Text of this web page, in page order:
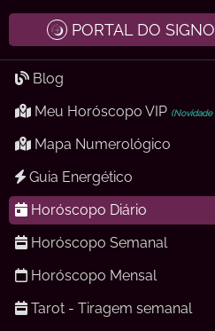
PORTAL DO SIGNO
Blog
Meu Horóscopo VIP (Novidade
Mapa Numerológico
Guia Energético
Horóscopo Diário
Horóscopo Semanal
Horóscopo Mensal
Tarot - Tiragem semanal